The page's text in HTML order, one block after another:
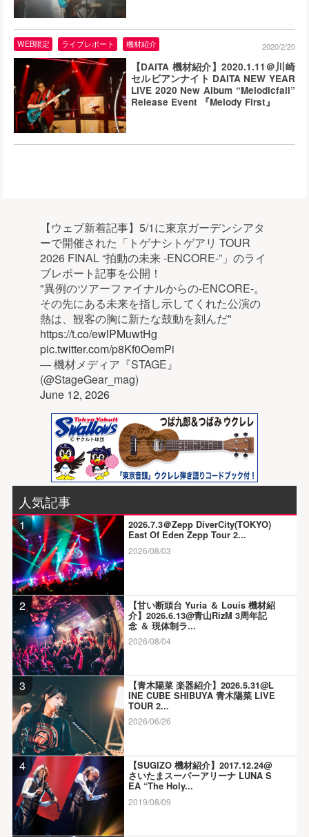
【DAITA 機材紹介】2020.1.11＠川崎
セルビアンナイト DAITA NEW YEAR
LIVE 2020 New Album “Melodicfall”
Release Event 『Melody First』
WEB限定 ライブレポート 機材紹介 2020/2/20
【ウェブ新着記事】5/1に東京ガーデンシアタ
ーで開催された「トゲナシトゲアリ TOUR
2026 FINAL “拍動の未来 -ENCORE-”」のライ
ブレポート記事を公開！
"異例のツアーファイナルからの-ENCORE-。
その先にある未来を指し示してくれた公演の
熱は、観客の胸に新たな鼓動を刻んだ"
https://t.co/ewlPMuwtHg
pic.twitter.com/p8Kf0OemPi
— 機材メディア『STAGE』
(@StageGear_mag)
June 12, 2026
人気記事
1
2026.7.3＠Zepp DiverCity(TOKYO)
East Of Eden Zepp Tour 2...
2026/08/03
2
【甘い断頭台 Yuria ＆ Louis 機材紹
介】2026.6.13@青山RizM 3周年記
念 ＆ 現体制ラ...
2026/08/04
3
【青木陽菜 楽器紹介】2026.5.31@L
INE CUBE SHIBUYA 青木陽菜 LIVE
TOUR 2...
2026/06/26
4
【SUGIZO 機材紹介】2017.12.24@
さいたまスーパーアリーナ LUNA S
EA “The Holy...
2019/08/09